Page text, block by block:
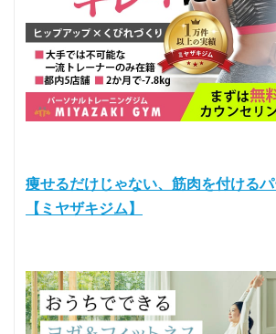
痩せるだけじゃない、筋肉を付ける
【ミヤザキジム】